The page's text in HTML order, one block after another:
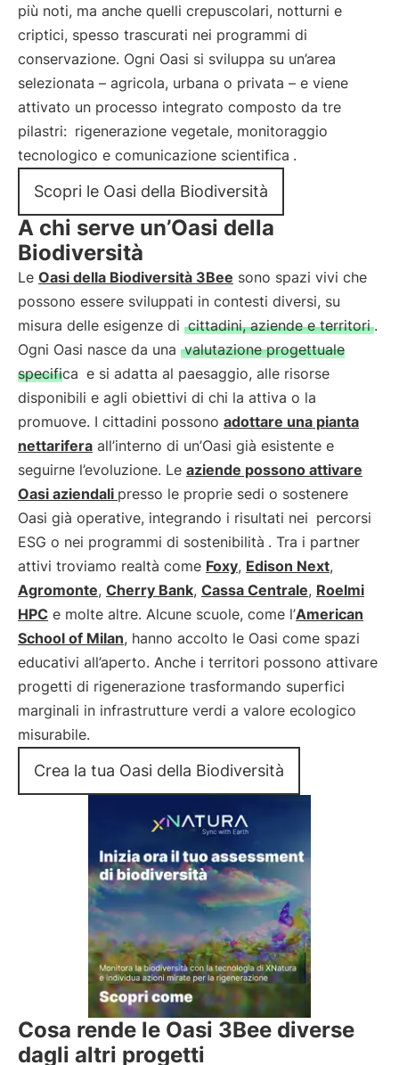
più noti, ma anche quelli crepuscolari, notturni e
criptici, spesso trascurati nei programmi di
conservazione. Ogni Oasi si sviluppa su un’area
selezionata – agricola, urbana o privata – e viene
attivato un processo integrato composto da tre
pilastri: rigenerazione vegetale, monitoraggio
tecnologico e comunicazione scientifica .
Scopri le Oasi della Biodiversità
A chi serve un’Oasi della
Biodiversità
Le Oasi della Biodiversità 3Bee sono spazi vivi che
possono essere sviluppati in contesti diversi, su
misura delle esigenze di cittadini, aziende e territori .
Ogni Oasi nasce da una valutazione progettuale
specifica e si adatta al paesaggio, alle risorse
disponibili e agli obiettivi di chi la attiva o la
promuove. I cittadini possono adottare una pianta
nettarifera all’interno di un’Oasi già esistente e
seguirne l’evoluzione. Le aziende possono attivare
Oasi aziendali presso le proprie sedi o sostenere
Oasi già operative, integrando i risultati nei percorsi
ESG o nei programmi di sostenibilità . Tra i partner
attivi troviamo realtà come Foxy, Edison Next,
Agromonte, Cherry Bank, Cassa Centrale, Roelmi
HPC e molte altre. Alcune scuole, come l’American
School of Milan, hanno accolto le Oasi come spazi
educativi all’aperto. Anche i territori possono attivare
progetti di rigenerazione trasformando superfici
marginali in infrastrutture verdi a valore ecologico
misurabile.
Crea la tua Oasi della Biodiversità
Cosa rende le Oasi 3Bee diverse
dagli altri progetti